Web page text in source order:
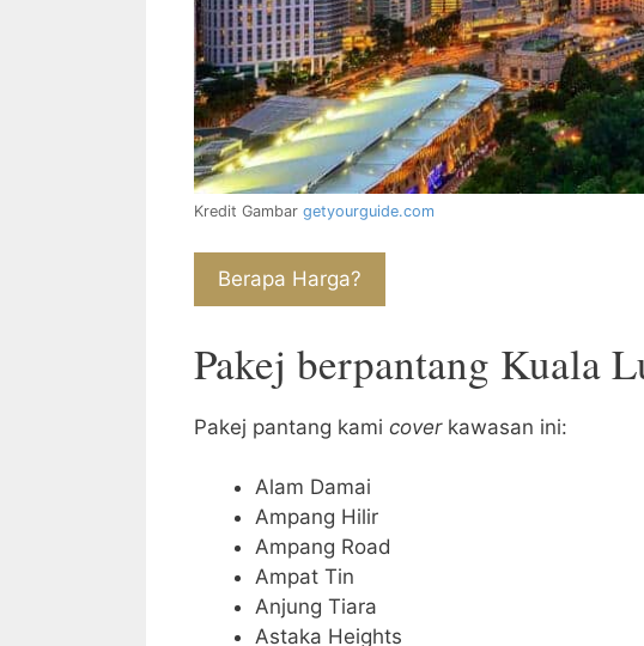
Kredit Gambar getyourguide.com
Berapa Harga?
Pakej berpantang Kuala
Pakej pantang kami coverkawasan ini:
Alam Damai
Ampang Hilir
Ampang Road
Ampat Tin
Anjung Tiara
Astaka Heights